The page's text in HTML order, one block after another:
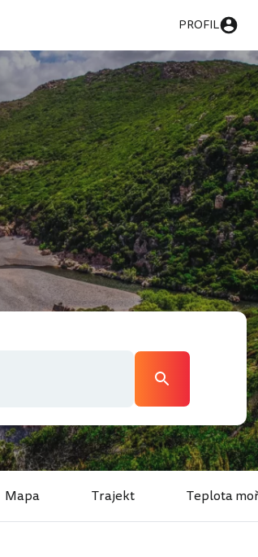
PROFIL
Mapa Trajekt Teplota